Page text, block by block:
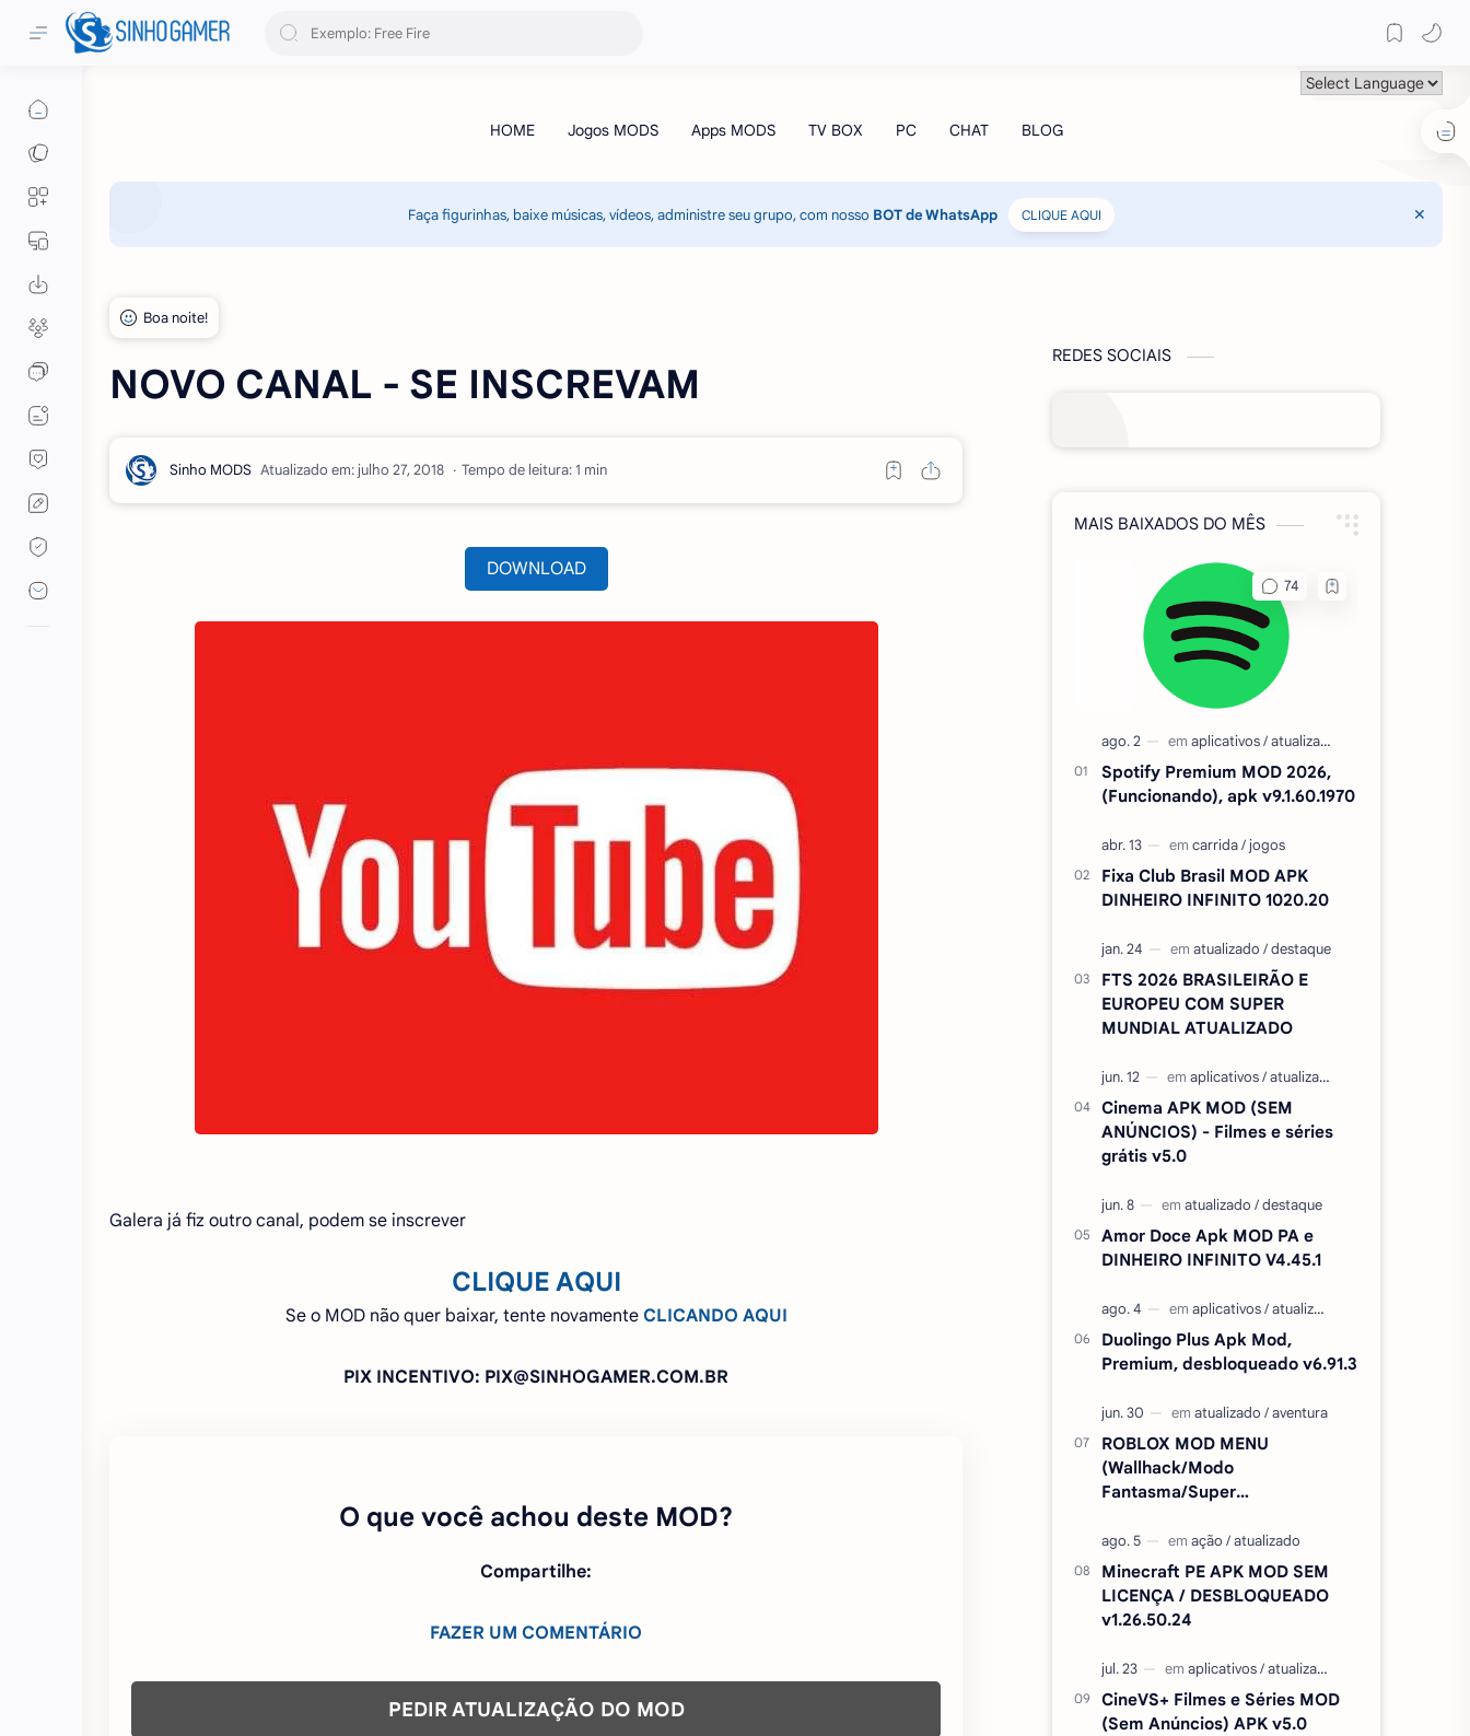
Faça figurinhas, baixe músicas, vídeos, administre seu grupo, com nosso BOT de WhatsApp CLIQUE AQUI
NOVO CANAL - SE INSCREVAM
Atualizado em: Tempo de leitura: 1 min
DOWNLOAD
Galera já fiz outro canal, podem se inscrever
CLIQUE AQUI
Se o MOD não quer baixar, tente novamente CLICANDO AQUI
PIX INCENTIVO: PIX@SINHOGAMER.COM.BR
O que você achou deste MOD?
Compartilhe:
FAZER UM COMENTÁRIO
PEDIR ATUALIZAÇÃO DO MOD
REDES SOCIAIS
MAIS BAIXADOS DO MÊS
Spotify Premium MOD 2026,
(Funcionando), apk v9.1.60.1970
Fixa Club Brasil MOD APK
DINHEIRO INFINITO 1020.20
FTS 2026 BRASILEIRÃO E
EUROPEU COM SUPER
MUNDIAL ATUALIZADO
Cinema APK MOD (SEM
ANÚNCIOS) - Filmes e séries
grátis v5.0
Amor Doce Apk MOD PA e
DINHEIRO INFINITO V4.45.1
Duolingo Plus Apk Mod,
Premium, desbloqueado v6.91.3
ROBLOX MOD MENU
(Wallhack/Modo
Fantasma/Super
Minecraft PE APK MOD SEM
LICENÇA / DESBLOQUEADO
v1.26.50.24
CineVS+ Filmes e Séries MOD
(Sem Anúncios) APK v5.0